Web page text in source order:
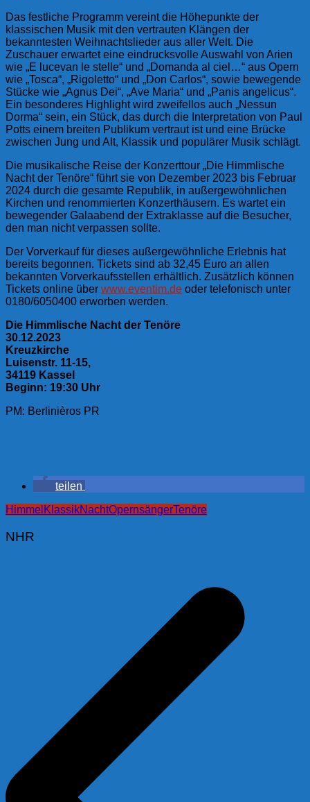
Das festliche Programm vereint die Höhepunkte der
klassischen Musik mit den vertrauten Klängen der
bekanntesten Weihnachtslieder aus aller Welt. Die
Zuschauer erwartet eine eindrucksvolle Auswahl von Arien
wie „E lucevan le stelle“ und „Domanda al ciel…“ aus Opern
wie „Tosca“, „Rigoletto“ und „Don Carlos“, sowie bewegende
Stücke wie „Agnus Dei“, „Ave Maria“ und „Panis angelicus“.
Ein besonderes Highlight wird zweifellos auch „Nessun
Dorma“ sein, ein Stück, das durch die Interpretation von Paul
Potts einem breiten Publikum vertraut ist und eine Brücke
zwischen Jung und Alt, Klassik und populärer Musik schlägt.
Die musikalische Reise der Konzerttour „Die Himmlische
Nacht der Tenöre“ führt sie von Dezember 2023 bis Februar
2024 durch die gesamte Republik, in außergewöhnlichen
Kirchen und renommierten Konzerthäusern. Es wartet ein
bewegender Galaabend der Extraklasse auf die Besucher,
den man nicht verpassen sollte.
Der Vorverkauf für dieses außergewöhnliche Erlebnis hat
bereits begonnen. Tickets sind ab 32,45 Euro an allen
bekannten Vorverkaufsstellen erhältlich. Zusätzlich können
Tickets online über www.eventim.de oder telefonisch unter
0180/6050400 erworben werden.
Die Himmlische Nacht der Tenöre
30.12.2023
Kreuzkirche
Luisenstr. 11-15,
34119 Kassel
Beginn: 19:30 Uhr
PM: Berlinièros PR
teilen
Himmel KlassikNachtOpernsängerTenöre
NHR